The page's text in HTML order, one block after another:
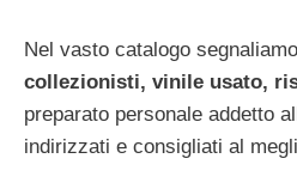
Nel vasto catalogo
collezionisti, vinile usato,
preparato personale addetto
indirizzati e consigliati al